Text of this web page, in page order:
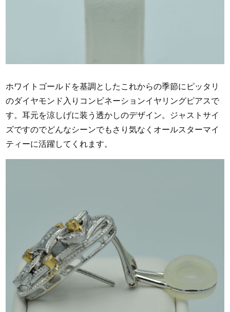
ホワイトゴールドを基調としたこれからの季節にピッタリ
のダイヤモンド入りコンビネーションイヤリングピアスで
す。耳元を涼しげに装う透かしのデザイン。ジャストサイ
ズですのでどんなシーンでもさり気なくオールスターマイ
ティーに活躍してくれます。